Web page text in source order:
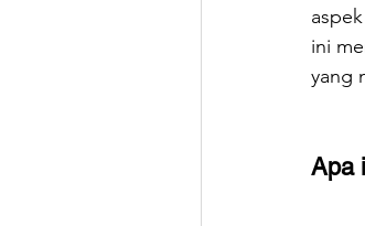
ini
yang
Apa